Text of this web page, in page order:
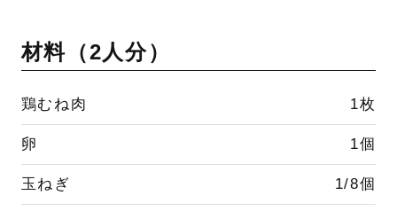
材料（2人分）
鶏むね肉 1枚
卵 1個
玉ねぎ 1/8個